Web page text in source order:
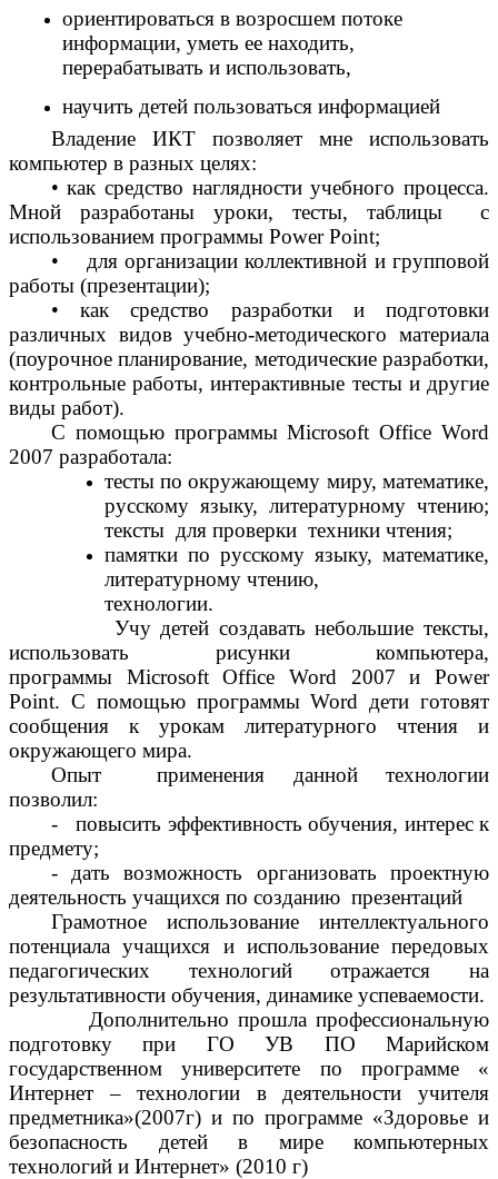
ориентироваться в возросшем потоке
информации, уметь ее находить,
перерабатывать и использовать,
научить детей пользоваться информацией
Владение ИКТ позволяет мне использовать
компьютер в разных целях:
• как средство наглядности учебного процесса.
Мной разработаны уроки, тесты, таблицы с
использованием программы Power Point;
• для организации коллективной и групповой
работы (презентации);
• как средство разработки и подготовки
различных видов учебно-методического материала
(поурочное планирование, методические разработки,
контрольные работы, интерактивные тесты и другие
виды работ).
С помощью программы Microsoft Office Word
2007 разработала:
тесты по окружающему миру, математике,
русскому языку, литературному чтению;
тексты для проверки техники чтения;
памятки по русскому языку, математике,
литературному чтению,
технологии.
Учу детей создавать небольшие тексты,
использовать рисунки компьютера,
программы
Microsoft Office Word 2007 и Power
Point. С помощью программы Word дети готовят
сообщения
к урокам литературного чтения и
окружающего мира.
Опыт применения данной технологии
позволил:
- повысить эффективность обучения, интерес к
предмету;
- дать возможность организовать проектную
деятельность учащихся по созданию презентаций
Грамотное использование интеллектуального
потенциала учащихся и использование передовых
педагогических технологий отражается на
результативности обучения, динамике успеваемости.
Дополнительно прошла профессиональную
подготовку при ГО УВ ПО Марийском
государственном университете по программе «
Интернет – технологии в деятельности учителя
предметника»(2007г) и по программе «Здоровье и
безопасность детей в мире компьютерных
технологий и Интернет» (2010 г)